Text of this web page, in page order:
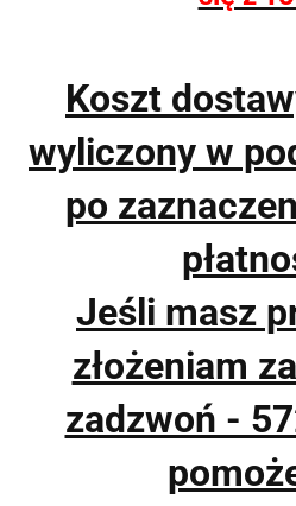
Koszt
wyliczony w
po
Jeśli masz
złożeniam
zadzwoń -